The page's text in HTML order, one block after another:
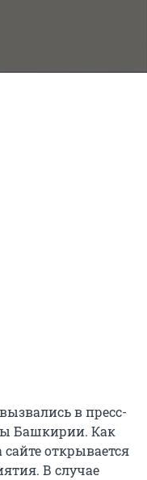
в пресс-
Башкирии. Как
открывается
В случае